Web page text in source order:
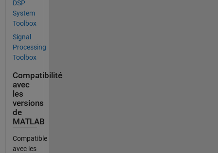
DSP
System
Toolbox
Signal
Processing
Toolbox
Compatibilité
avec
les
versions
de
MATLAB
Compatible
avec les